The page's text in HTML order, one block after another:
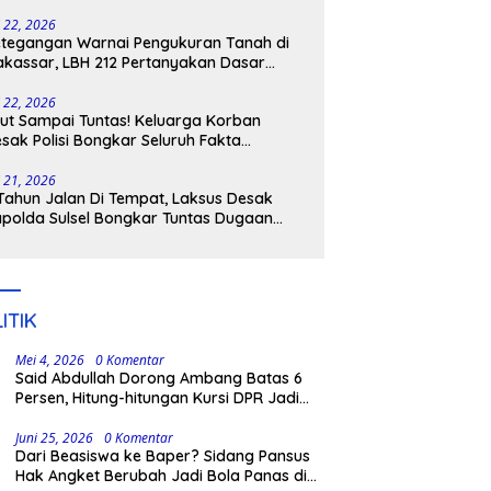
22, 2026
Warnai Pengukuran Tanah di
LBH 212 Pertanyakan Dasar
22, 2026
Sampai Tuntas! Keluarga Korban
Polisi Bongkar Seluruh Fakta
21, 2026
Jalan Di Tempat, Laksus Desak
Sulsel Bongkar Tuntas Dugaan
Mei 4, 2026 0 Komentar
Said Abdullah Dorong Ambang Batas 6
Persen, Hitung-hitungan Kursi DPR Jadi
Juni 25, 2026 0 Komentar
Dari Beasiswa ke Baper? Sidang Pansus
Hak Angket Berubah Jadi Bola Panas di